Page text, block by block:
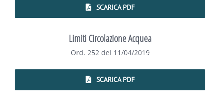
SCARICA PDF
Limiti Circolazione Acquea
Ord. 252 del 11/04/2019
SCARICA PDF